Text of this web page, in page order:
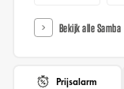
Bekijk alle Samba
Prijsalarm